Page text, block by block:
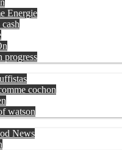
Energie
progress
cochon
watson
News